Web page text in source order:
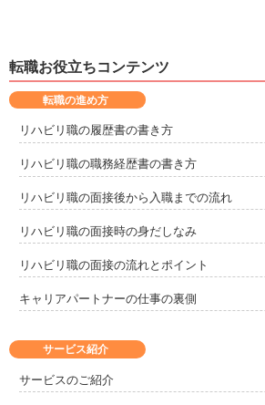
転職お役立ちコンテンツ
サービス紹介
サービスのご紹介
転職の進め方
リハビリ職の履歴書の書き方
リハビリ職の職務経歴書の書き方
リハビリ職の面接後から入職までの流れ
リハビリ職の面接時の身だしなみ
リハビリ職の面接の流れとポイント
キャリアパートナーの仕事の裏側